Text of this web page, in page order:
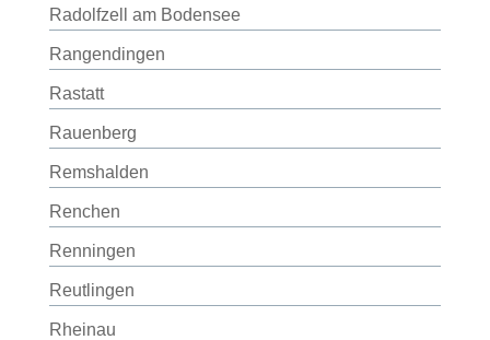
Radolfzell am Bodensee
Rangendingen
Rastatt
Rauenberg
Remshalden
Renchen
Renningen
Reutlingen
Rheinau